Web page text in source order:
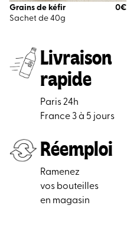
0€
Grains de kéfir
Sachet de 40g
Livraison
rapide
Paris 24h
France 3 à 5 jours
Réemploi
Ramenez
vos bouteilles
en magasin